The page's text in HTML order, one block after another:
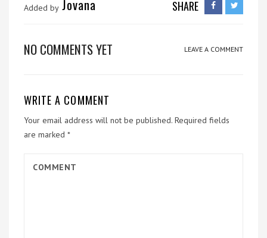
Added by Jovana SHARE
NO COMMENTS YET LEAVE A COMMENT
WRITE A COMMENT
Your email address will not be published. Required fields
are marked *